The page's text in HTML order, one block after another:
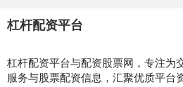
杠杆配资平台
杠杆配资平台与配资股票网，专注为
服务与股票配资信息，汇聚优质平台